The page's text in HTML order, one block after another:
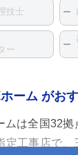
技士
ー
ーム がお
ムは全国32拠
定工事店で、